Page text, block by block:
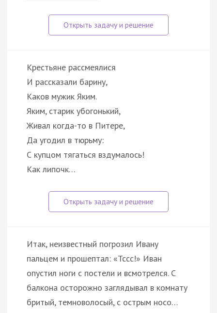
Крестьяне рассмеялися
И рассказали барину,
Каков мужик Яким.
Яким, старик убогонький,
Живал когда-то в Питере,
Да угодил в тюрьму:
С купцом тягаться вздумалось!
Как липочк…
Итак, неизвестный погрозил Ивану
пальцем и прошептал: «Тссс!» Иван
опустил ноги с постели и всмотрелся. С
балкона осторожно заглядывал в комнату
бритый, темноволосый, с острым носо…